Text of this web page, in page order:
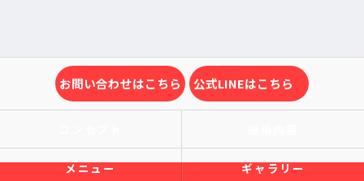
お問い合わせはこちら 公式LINEはこちら
メニュー ギャラリー